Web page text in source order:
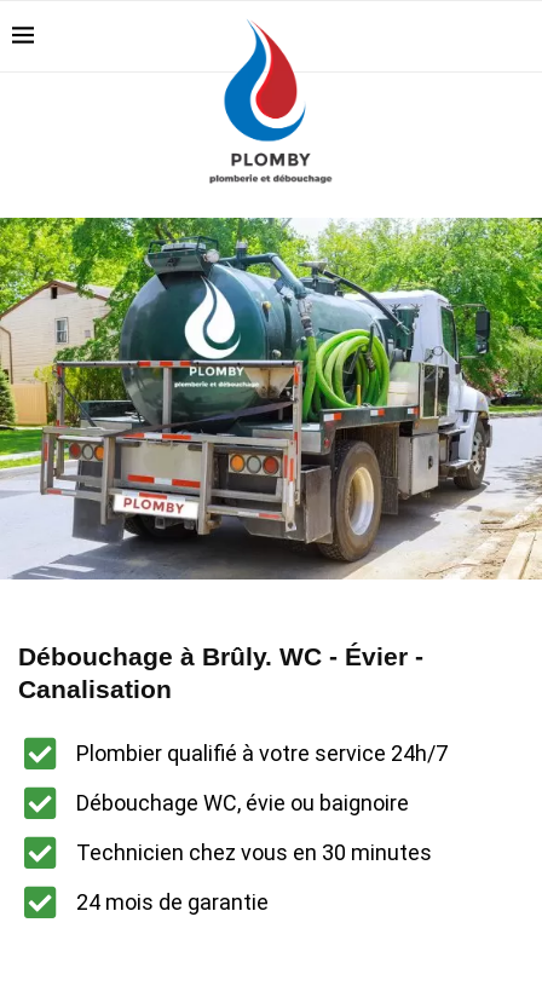
Débouchage à Brûly. WC - Évier -
Canalisation
Plombier qualifié à votre service 24h/7
Débouchage WC, évie ou baignoire
Technicien chez vous en 30 minutes
24 mois de garantie